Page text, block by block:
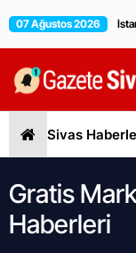
07 Ağustos 2026
Sivas
Gratis
Haberleri